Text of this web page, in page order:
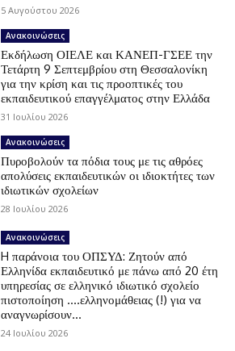
5 Αυγούστου 2026
Ανακοινώσεις
Εκδήλωση ΟΙΕΛΕ και ΚΑΝΕΠ-ΓΣΕΕ την
Τετάρτη 9 Σεπτεμβρίου στη Θεσσαλονίκη
για την κρίση και τις προοπτικές του
εκπαιδευτικού επαγγέλματος στην Ελλάδα
31 Ιουλίου 2026
Ανακοινώσεις
Πυροβολούν τα πόδια τους με τις αθρόες
απολύσεις εκπαιδευτικών οι ιδιοκτήτες των
ιδιωτικών σχολείων
28 Ιουλίου 2026
Ανακοινώσεις
H παράνοια του ΟΠΣΥΔ: Ζητούν από
Ελληνίδα εκπαιδευτικό με πάνω από 20 έτη
υπηρεσίας σε ελληνικό ιδιωτικό σχολείο
πιστοποίηση ….ελληνομάθειας (!) για να
αναγνωρίσουν...
24 Ιουλίου 2026